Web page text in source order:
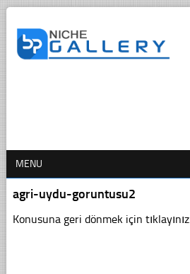
MENU
agri-uydu-goruntusu2
Konusuna geri dönmek için